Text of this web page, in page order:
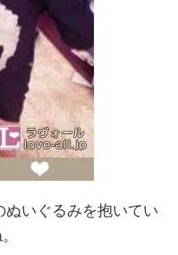
ぬいぐるみを抱いてい